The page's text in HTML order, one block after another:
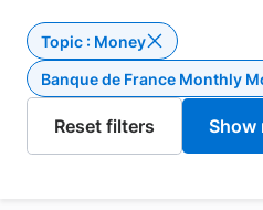
Topic : MoneyDelete the
Banque de France Monthly